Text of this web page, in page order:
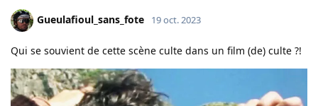
Gueulafioul_sans_fote 19 oct. 2023
Qui se souvient de cette scène culte dans un film (de) culte ?!